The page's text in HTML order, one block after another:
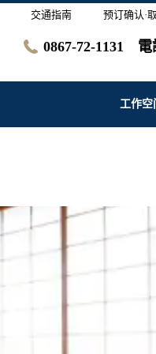
交通指南 预订确认·
0867-72-1131 電
工作空